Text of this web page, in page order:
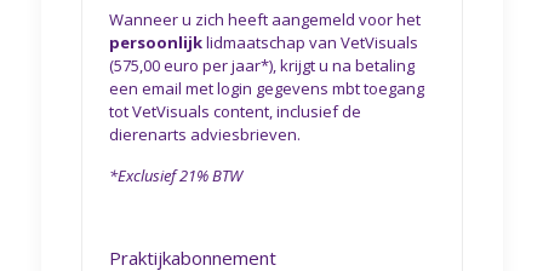
Wanneer u zich heeft aangemeld voor het
persoonlijklidmaatschap van VetVisuals
(575,00 euro per jaar*), krijgt u na betaling
een email met login gegevens mbt toegang
tot VetVisuals content, inclusief de
dierenarts adviesbrieven.
*Exclusief 21% BTW
Praktijkabonnement